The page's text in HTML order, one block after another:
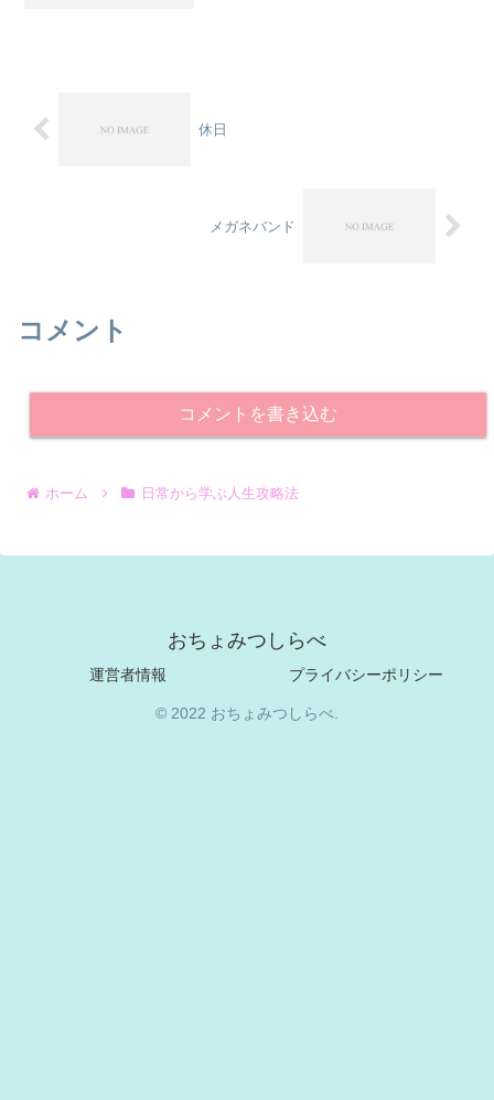
休日
メガネバンド
コメント
コメントを書き込む
ホーム 日常から学ぶ人生攻略法
おちょみつしらべ
運営者情報 プライバシーポリシー
© 2022 おちょみつしらべ.